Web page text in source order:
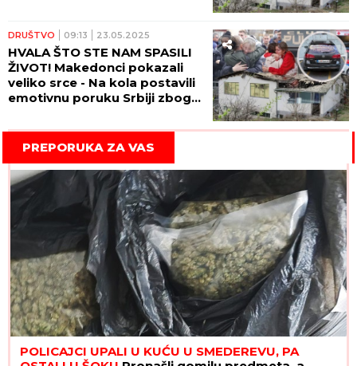
DRUŠTVO 09:13 23.05.2025
HVALA ŠTO STE NAM SPASILI
ŽIVOT! Makedonci pokazali
veliko srce - Na kola postavili
emotivnu poruku Srbiji zbog
Kočanima! (FOTO)
PREPORUKA ZA VAS
POLICAJCI UPALI U KUĆU U SMEDEREVU, PA